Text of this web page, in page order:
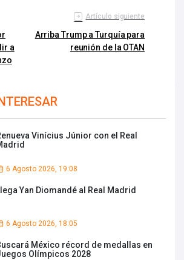
a
Artículo siguiente
Arriba Trump a Turquía para
reunión de la OTAN
Vinícius Júnior con el Real
6 Agosto 2026, 19:08
Yan Diomandé al Real Madrid
6 Agosto 2026, 18:05
México récord de medallas en
Olímpicos 2028